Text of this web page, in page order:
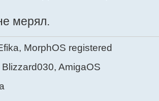
мерял.
MorphOS registered
AmigaOS